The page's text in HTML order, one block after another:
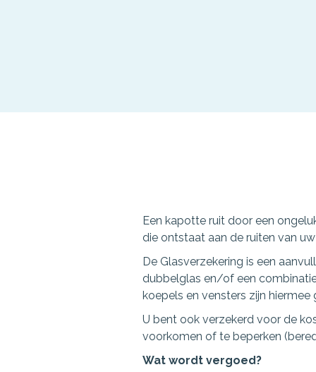
Een kapotte ruit door een
die ontstaat aan de ruiten van
De Glasverzekering is een
dubbelglas en/of een
koepels en vensters zijn hiermee
U bent ook verzekerd voor de
voorkomen of te beperken
Wat wordt vergoed?